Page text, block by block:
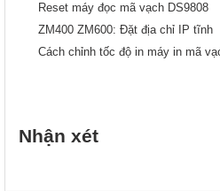
Reset máy đọc mã vạch DS9808
ZM400 ZM600: Đặt địa chỉ IP tĩnh
Cách chỉnh tốc độ in máy in mã
Nhận xét